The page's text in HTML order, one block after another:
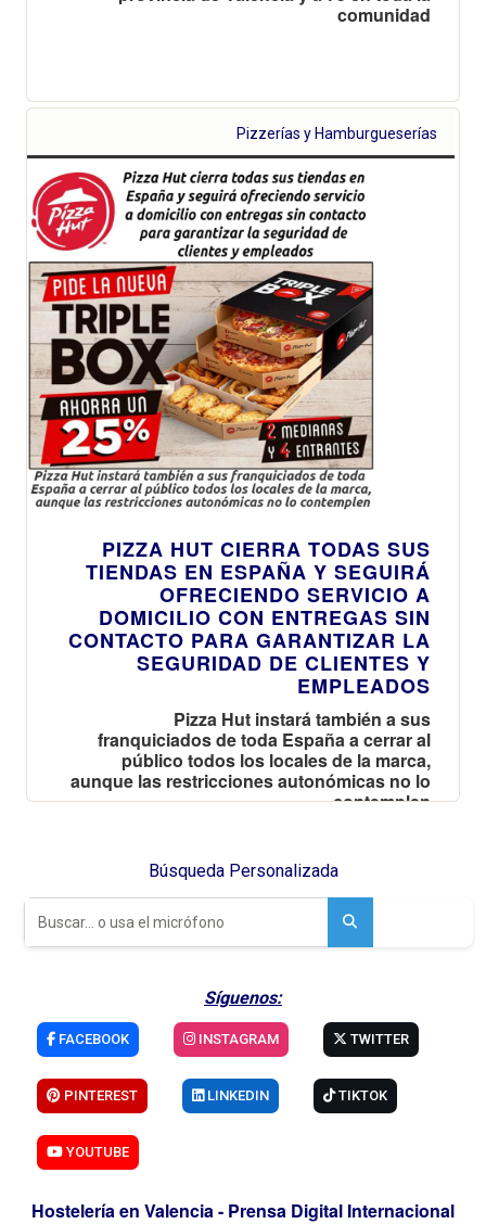
comunidad
Pizzerías y Hamburgueserías
PIZZA HUT CIERRA TODAS SUS
TIENDAS EN ESPAÑA Y SEGUIRÁ
OFRECIENDO SERVICIO A
DOMICILIO CON ENTREGAS SIN
CONTACTO PARA GARANTIZAR LA
SEGURIDAD DE CLIENTES Y
EMPLEADOS
Pizza Hut instará también a sus
franquiciados de toda España a cerrar al
público todos los locales de la marca,
aunque las restricciones autonómicas no lo
contemplen
Búsqueda Personalizada
Síguenos:
FACEBOOK INSTAGRAM TWITTER
PINTEREST LINKEDIN TIKTOK
YOUTUBE
Hostelería en Valencia - Prensa Digital Internacional